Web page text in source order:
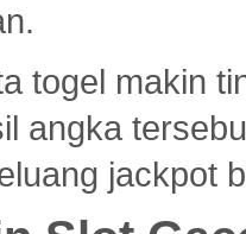
togel makin
angka
jackpot